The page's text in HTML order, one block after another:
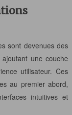
sont devenues des
une couche
utilisateur. Ces
au premier abord,
intuitives et